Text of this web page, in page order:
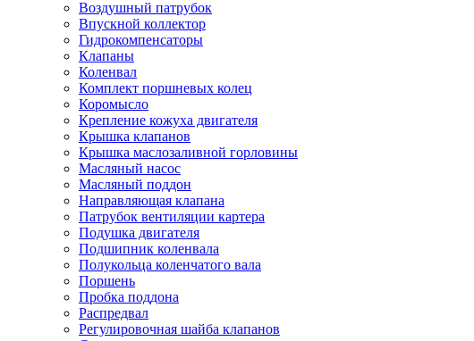
Воздушный патрубок
Впускной коллектор
Гидрокомпенсаторы
Клапаны
Коленвал
Комплект поршневых колец
Коромысло
Крепление кожуха двигателя
Крышка клапанов
Крышка маслозаливной горловины
Масляный насос
Масляный поддон
Направляющая клапана
Патрубок вентиляции картера
Подушка двигателя
Подшипник коленвала
Полукольца коленчатого вала
Поршень
Пробка поддона
Распредвал
Регулировочная шайба клапанов